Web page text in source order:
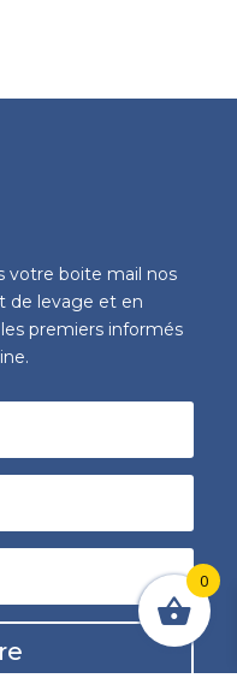
votre boite mail nos
de levage et en
premiers informés
0